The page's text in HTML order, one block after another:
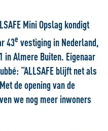
Mini Opslag kondigt
43e vestiging in Nederland,
in Almere Buiten. Eigenaar
“ALLSAFE blijft net als
de opening van de
we nog meer inwoners